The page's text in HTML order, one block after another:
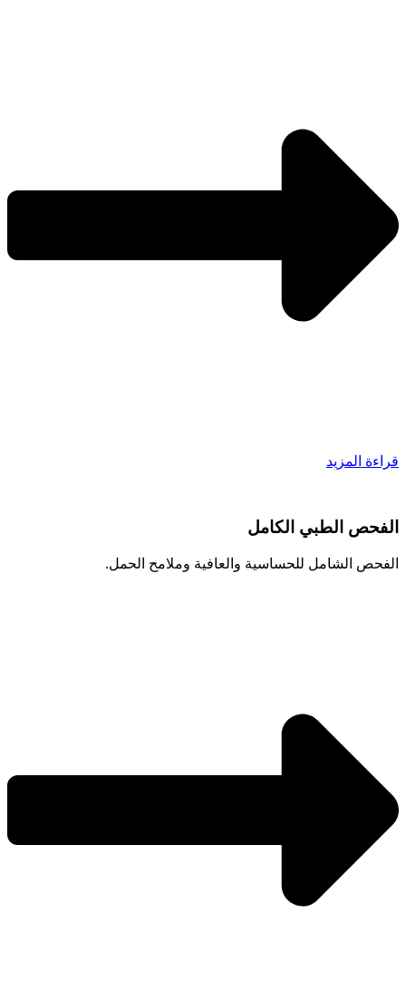
قراءة المزيد
الفحص الطبي الكامل
الفحص الشامل للحساسية والعافية وملامح الحمل.